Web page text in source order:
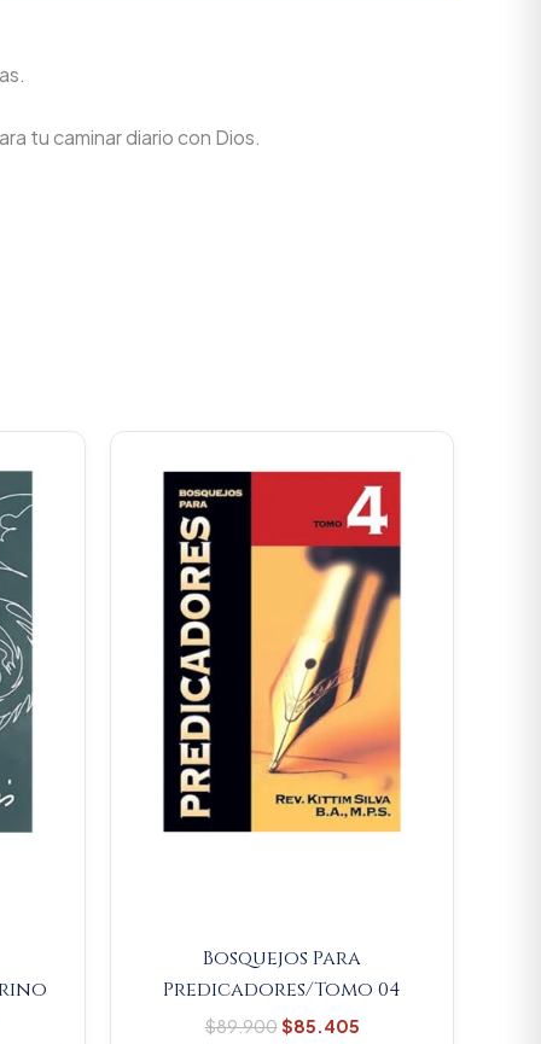
tu caminar diario con Dios.
Bosquejos Para
Predicadores/Tomo 04
$89.900
$89.900.
$85.405
is:
$85.405.